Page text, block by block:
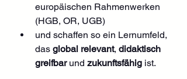
europäischen Rahmenwerken
(HGB, OR, UGB)
und schaffen so ein Lernumfeld,
das global relevant, didaktisch
greifbar und zukunftsfähig ist.